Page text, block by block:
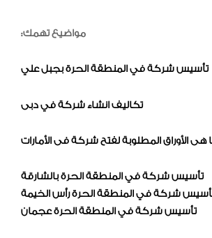
مواضيع تهمك:
تأسيس شركة في المنطقة الحرة بجبل علي
تكاليف انشاء شركة في دبى
هى الأوراق المطلوبة لفتح شركة فى الأمارات
تأسيس شركة في المنطقة الحرة بالشارقة
شركة في المنطقة الحرة رأس الخيمة
تأسيس شركة في المنطقة الحرة عجمان